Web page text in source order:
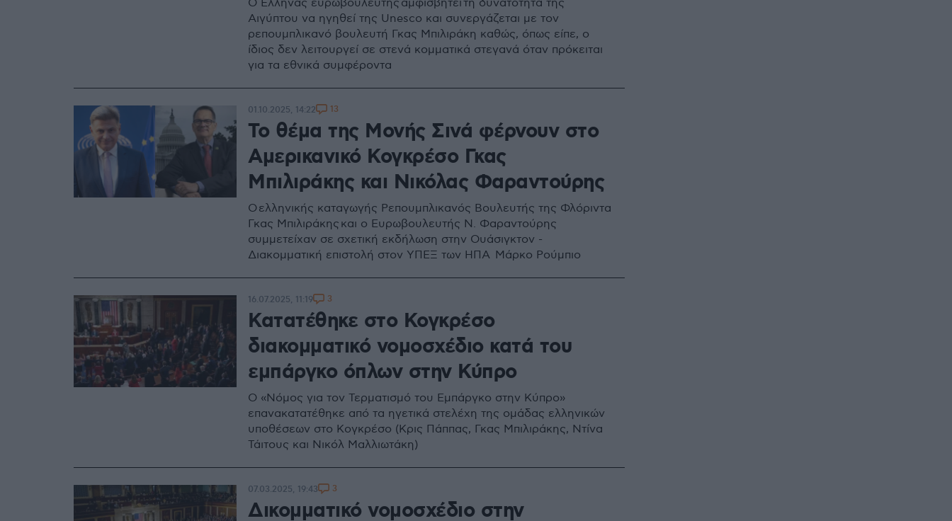
Ο Έλληνας ευρωβουλευτής αμφισβητεί τη δυνατότητα της
Αιγύπτου να ηγηθεί της Unesco και συνεργάζεται με τον
ρεπουμπλικανό βουλευτή Γκας Μπιλιράκη καθώς, όπως είπε, ο
ίδιος δεν λειτουργεί σε στενά κομματικά στεγανά όταν πρόκειται
για τα εθνικά συμφέροντα
Το θέμα της Μονής Σινά φέρνουν στο
Αμερικανικό Κογκρέσο Γκας
Μπιλιράκης και Νικόλας Φαραντούρης
Ο ελληνικής καταγωγής Ρεπουμπλικανός Βουλευτής της Φλόριντα
Γκας Μπιλιράκης και ο Ευρωβουλευτής Ν. Φαραντούρης
συμμετείχαν σε σχετική εκδήλωση στην Ουάσιγκτον -
Διακομματική επιστολή στον ΥΠΕΞ των ΗΠΑ Μάρκο Ρούμπιο
01.10.2025, 14:22 13
Κατατέθηκε στο Κογκρέσο
διακομματικό νομοσχέδιο κατά του
εμπάργκο όπλων στην Κύπρο
Ο «Νόμος για τον Τερματισμό του Εμπάργκο στην Κύπρο»
επανακατατέθηκε από τα ηγετικά στελέχη της ομάδας ελληνικών
υποθέσεων στο Κογκρέσο (Κρις Πάππας, Γκας Μπιλιράκης, Ντίνα
Τάιτους και Νικόλ Μαλλιωτάκη)
16.07.2025, 11:19 3
Δικομματικό νομοσχέδιο στην
07.03.2025, 19:43 3